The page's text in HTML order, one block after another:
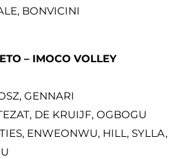
BONVICINI
– IMOCO VOLLEY
GENNARI
DE KRUIJF, OGBOGU
ENWEONWU, HILL, SYLLA,